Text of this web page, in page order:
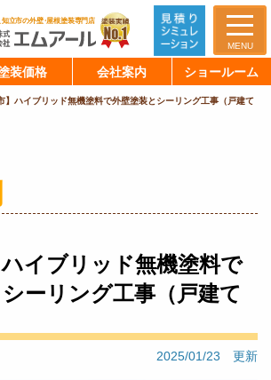
MENU
装価格 会社案内 ショールーム
】ハイブリッド無機塗料で外壁塗装とシーリング工事（戸建て
ハイブリッド無機塗料で
ーリング工事（戸建て
2025/01/23 更新